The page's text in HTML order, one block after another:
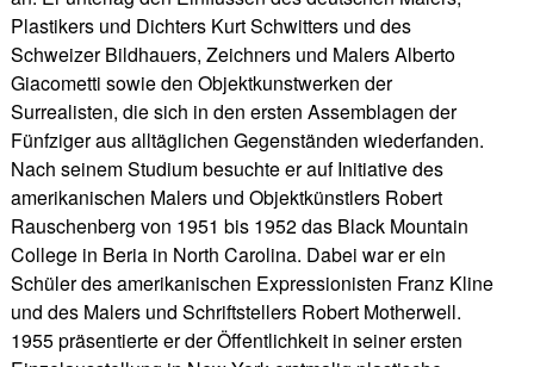
Plastikers und Dichters Kurt Schwitters und des
Schweizer Bildhauers, Zeichners und Malers Alberto
Giacometti sowie den Objektkunstwerken der
Surrealisten, die sich in den ersten Assemblagen der
Fünfziger aus alltäglichen Gegenständen wiederfanden.
Nach seinem Studium besuchte er auf Initiative des
amerikanischen Malers und Objektkünstlers Robert
Rauschenberg von 1951 bis 1952 das Black Mountain
College in Beria in North Carolina. Dabei war er ein
Schüler des amerikanischen Expressionisten Franz Kline
und des Malers und Schriftstellers Robert Motherwell.
1955 präsentierte er der Öffentlichkeit in seiner ersten